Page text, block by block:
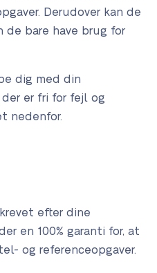
Derudover kan de
bare have brug for
dig med din
er fri for fejl og
nedenfor.
efter dine
en 100% garanti for, at
og referenceopgaver.